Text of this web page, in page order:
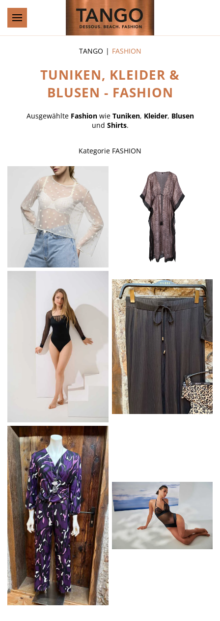
Zum Hauptinhalt springen
TANGO FASHION
TUNIKEN, KLEIDER &
BLUSEN - FASHION
Ausgewählte Fashionwie Tuniken, Kleider, Blusen
und Shirts.
Kategorie FASHION